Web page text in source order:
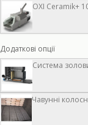
OXI Ceramik+
Додаткові опції
Система
Чавунні